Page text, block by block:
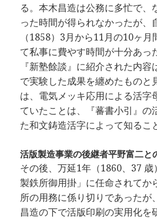
る。本木昌造は公務に多忙で、
った時間が得られなかったが、
（1858）3月から11月の10ヶ
て私事に費やす時間が十分あっ
『新塾餘談』に紹介された内
で実験した成果を纏めたものと
は、電気メッキ応用による活字
ていたことは、『蕃書小引』の
た和文鋳造活字によって知るこ
活版製造事業の後継者平野富二と
その後、万延1年（1860、37
製鉄所御用掛」に任命されてか
所の用務に係り切りであったが
昌造の下で活版印刷の実用化を